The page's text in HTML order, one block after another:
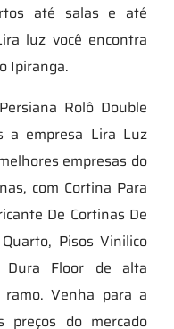
até salas e até
luz você encontra
Ipiranga.
Rolô Double
a empresa Lira Luz
empresas do
com Cortina Para
De Cortinas De
Pisos Vinilico
Dura Floor de alta
ramo. Venha para a
preços do mercado